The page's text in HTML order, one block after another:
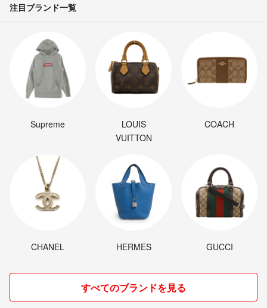
注目ブランド一覧
Supreme
LOUIS
VUITTON
COACH
CHANEL HERMES GUCCI
すべてのブランドを見る